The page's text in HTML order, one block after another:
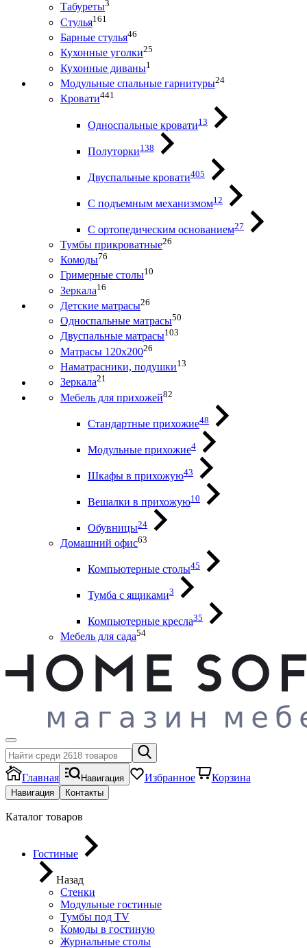
Табуреты3
Стулья161
Барные стулья46
Кухонные уголки25
Кухонные диваны1
Модульные спальные гарнитуры24
Кровати441
Односпальные кровати13
Полуторки138
Двуспальные кровати405
С подъемным механизмом12
С ортопедическим основанием27
Тумбы прикроватные26
Комоды76
Гримерные столы10
Зеркала16
Детские матрасы26
Односпальные матрасы50
Двуспальные матрасы103
Матрасы 120х20026
Наматрасники, подушки13
Зеркала21
Мебель для прихожей82
Стандартные прихожие48
Модульные прихожие4
Шкафы в прихожую43
Вешалки в прихожую10
Обувницы24
Домашний офис63
Компьютерные столы45
Тумба с ящиками3
Компьютерные кресла35
Мебель для сада54
Главная Навигация Избранное Корзина
Навигация Контакты
Каталог товаров
Гостиные
Назад
Стенки
Модульные гостиные
Тумбы под ТV
Комоды в гостиную
Журнальные столы